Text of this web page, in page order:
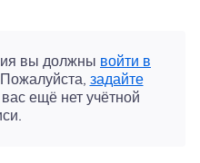
вы должны войти в
задайте
ещё нет учётной